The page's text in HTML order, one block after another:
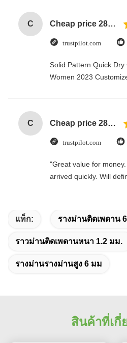
C Cheap price 28mm Aluminium Curtain Rod 1.2mm thickness with plastic final
trustpilot.com
Solid Pattern Quick
Women 2023
C Cheap price 28mm Aluminium Curtain Rod 1.2mm thickness with plastic final
trustpilot.com
"Great value for
arrived quickly. Will
แท็ก: รางม่านติดเพดาน
ราวม่านติดเพดานหนา 1.2 มม.
รางม่านรางม่านสูง 6 มม
สินค้าที่เกี่